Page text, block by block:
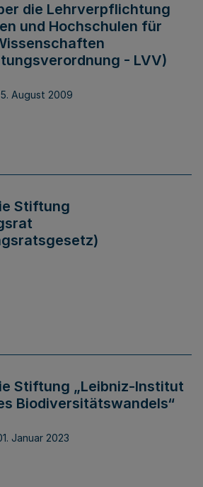
die Lehrverpflichtung
und Hochschulen für
- LVV)
August 2009
Stiftung
Stiftung „Leibniz-Institut
Biodiversitätswandels“
Januar 2023